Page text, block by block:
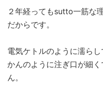
２年経ってもsutto一筋な理
だからです。
電気ケトルのように濡ら
かんのように注ぎ口が細
ん。